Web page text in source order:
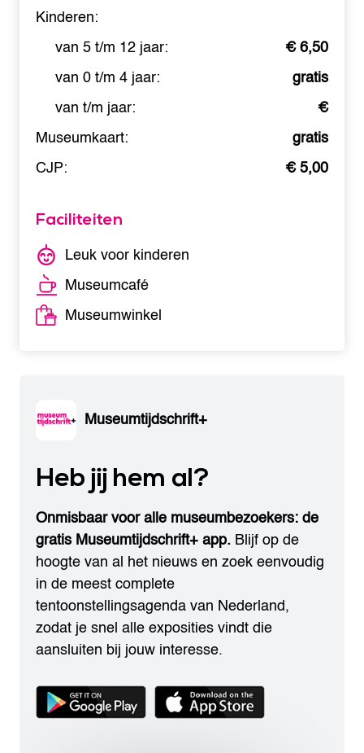
Kinderen:
van 5 t/m 12 jaar:
€ 6,50
van 0 t/m 4 jaar:
gratis
van t/m jaar:
€
Museumkaart:
gratis
CJP:
€ 5,00
Faciliteiten
Leuk voor kinderen
Museumcafé
Museumwinkel
Museumtijdschrift+
Heb jij hem al?
Onmisbaar voor alle museumbezoekers: de
gratis Museumtijdschrift+ app. Blijf op de
hoogte van al het nieuws en zoek eenvoudig
in de meest complete
tentoonstellingsagenda van Nederland,
zodat je snel alle exposities vindt die
aansluiten bij jouw interesse.